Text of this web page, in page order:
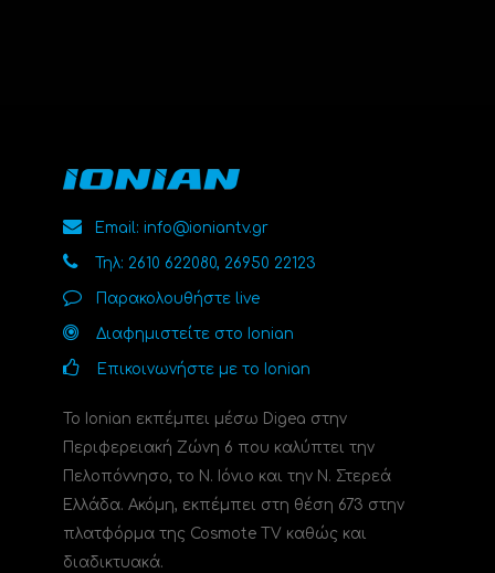
Email: info@ioniantv.gr
Τηλ: 2610 622080, 26950 22123
Παρακολουθήστε live
Διαφημιστείτε στο Ionian
Επικοινωνήστε με το Ionian
Το Ionian εκπέμπει μέσω Digea στην
Περιφερειακή Ζώνη 6 που καλύπτει την
Πελοπόννησο, το N. Ιόνιο και την Ν. Στερεά
Ελλάδα. Ακόμη, εκπέμπει στη θέση 673 στην
πλατφόρμα της Cosmote TV καθώς και
διαδικτυακά.